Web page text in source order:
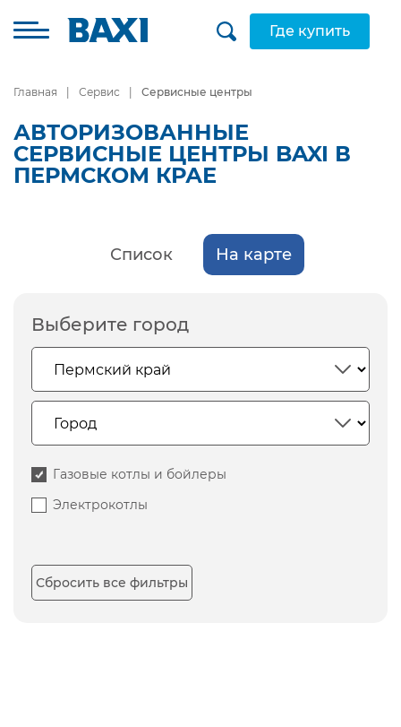
Где купить
Главная Сервис Сервисные центры
АВТОРИЗОВАННЫЕ
СЕРВИСНЫЕ ЦЕНТРЫ BAXI В
ПЕРМСКОМ КРАЕ
Список На карте
Выберите город
Газовые котлы и бойлеры
Электрокотлы
Сбросить все фильтры